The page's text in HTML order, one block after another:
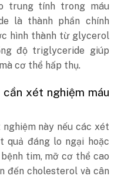
trung tính trong máu
là thành phần chính
hình thành từ glycerol
độ triglyceride giúp
cơ thể hấp thụ.
xét nghiệm máu
này nếu các xét
quả đáng lo ngại hoặc
tim, mỡ cơ thể cao
đến cholesterol và cân